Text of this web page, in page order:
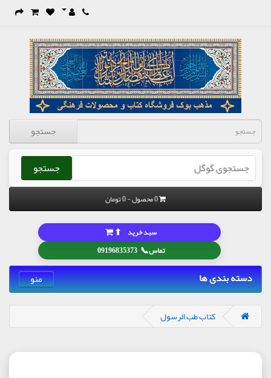
جستجو
جستجو
0 محصول - 0 تومان
تماس📞
09196835373
سبد خرید ⬆
دسته بندی ها منو
کتاب طب الرسول